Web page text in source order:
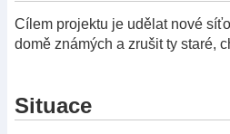
Cílem projektu je udělat nové
domě známých a zrušit ty staré,
Situace